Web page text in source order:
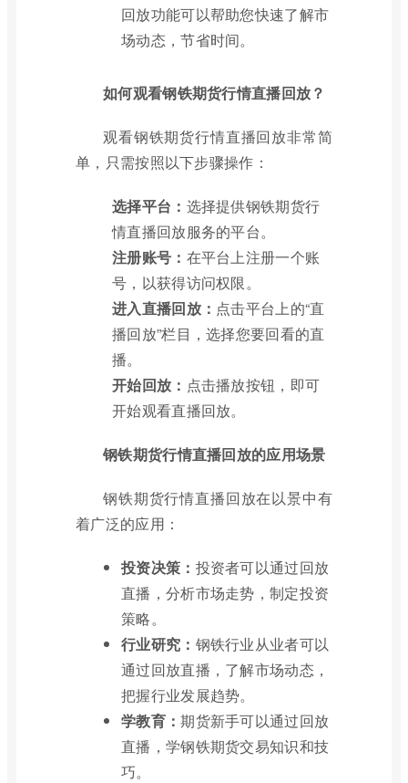
回放功能可以帮助您快速了解市
场动态，节省时间。
如何观看钢铁期货行情直播回放？
观看钢铁期货行情直播回放非常简
单，只需按照以下步骤操作：
选择平台： 选择提供钢铁期货行
情直播回放服务的平台。
注册账号： 在平台上注册一个账
号，以获得访问权限。
进入直播回放： 点击平台上的“直
播回放”栏目，选择您要回看的直
播。
开始回放： 点击播放按钮，即可
开始观看直播回放。
钢铁期货行情直播回放的应用场景
钢铁期货行情直播回放在以景中有
着广泛的应用：
投资决策： 投资者可以通过回放
直播，分析市场走势，制定投资
策略。
行业研究： 钢铁行业从业者可以
通过回放直播，了解市场动态，
把握行业发展趋势。
学教育：期货新手可以通过回放
直播，学钢铁期货交易知识和技
巧。